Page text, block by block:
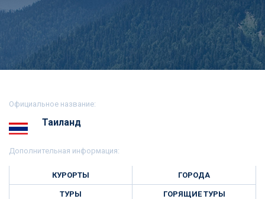
Официальное название:
Таиланд
Дополнительная информация:
КУРОРТЫ ГОРОДА
ТУРЫ ГОРЯЩИЕ ТУРЫ